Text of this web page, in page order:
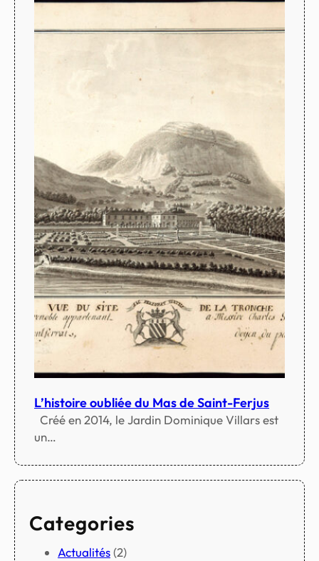
L’histoire oubliée du Mas de Saint-Ferjus
Créé en 2014, le Jardin Dominique Villars est
un…
Categories
Actualités(2)